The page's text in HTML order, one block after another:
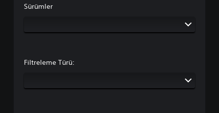
Sürümler
Filtreleme Türü: